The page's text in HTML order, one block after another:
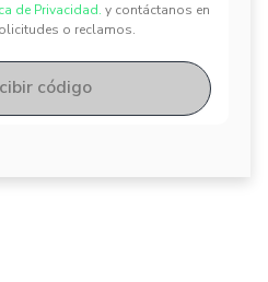
de Privacidad. y contáctanos en
o reclamos.
código